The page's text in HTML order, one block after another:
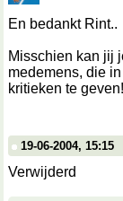
En bedankt Rint..
Misschien kan jij
medemens, die
kritieken te
19-06-2004, 15:15
Verwijderd